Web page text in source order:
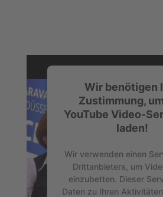
Wir benötigen
Zustimmung,
YouTube Video-
laden!
Wir verwenden einen
Drittanbieters, um
einzubetten. Dieser
Daten zu Ihren Aktivitäten